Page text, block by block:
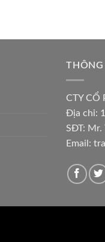
CTY CỔ
Địa chỉ:
SĐT: Mr.
Email: